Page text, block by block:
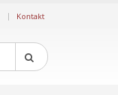
Kontakt